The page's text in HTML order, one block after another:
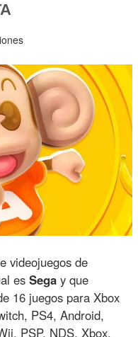
videojuegos de
esSega y que
16 juegos para Xbox
PS4, Android,
PSP, NDS, Xbox,